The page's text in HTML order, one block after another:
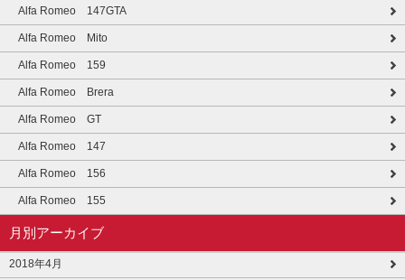
Alfa Romeo 147GTA
Alfa Romeo Mito
Alfa Romeo 159
Alfa Romeo Brera
Alfa Romeo GT
Alfa Romeo 147
Alfa Romeo 156
Alfa Romeo 155
月別アーカイブ
2018年4月